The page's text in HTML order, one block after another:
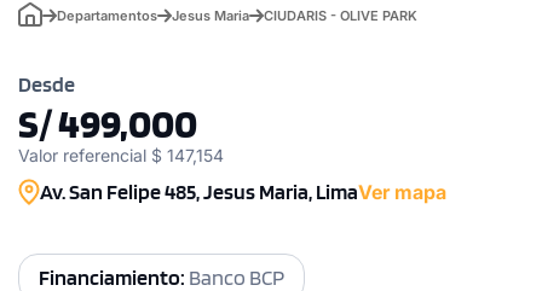
Departamentos Jesus Maria CIUDARIS - OLIVE PARK
Desde
S/ 499,000
Valor referencial $ 147,154
Av. San Felipe 485, Jesus Maria, LimaVer mapa
Financiamiento: Banco BCP